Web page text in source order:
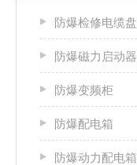
防爆检修电缆盘
防爆磁力启动器
防爆变频柜
防爆配电箱
防爆动力配电箱